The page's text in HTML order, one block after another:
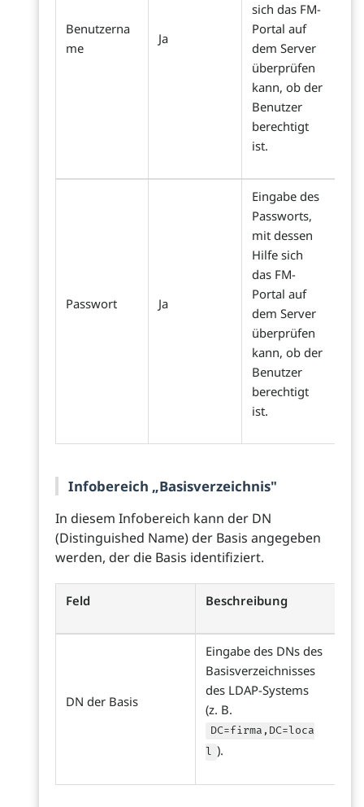
Benutzerna
me
Ja
sich das FM-
Portal auf
dem Server
überprüfen
kann, ob der
Benutzer
berechtigt
ist.
Passwort Ja
Eingabe des
Passworts,
mit dessen
Hilfe sich
das FM-
Portal auf
dem Server
überprüfen
kann, ob der
Benutzer
berechtigt
ist.
Infobereich „Basisverzeichnis"
In diesem Infobereich kann der DN
(Distinguished Name) der Basis angegeben
werden, der die Basis identifiziert.
Feld Beschreibung
DN der Basis
Eingabe des DNs des
Basisverzeichnisses
des LDAP-Systems
(z. B.
DC=firma,DC=loca
l ).